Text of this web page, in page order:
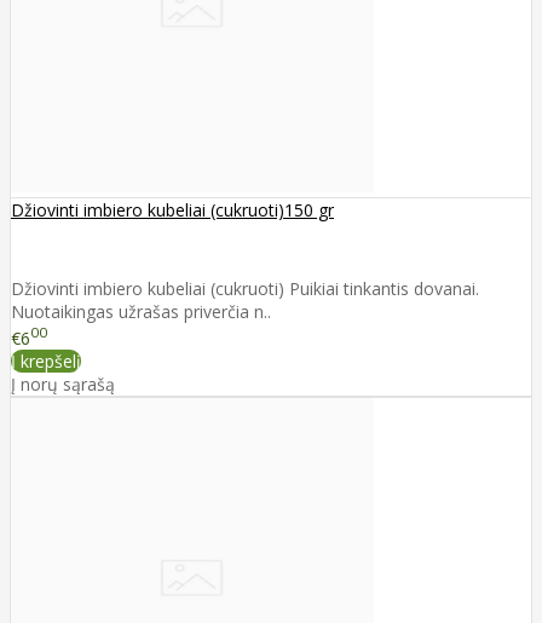
Džiovinti imbiero kubeliai (cukruoti)150 gr
Džiovinti imbiero kubeliai (cukruoti) Puikiai tinkantis dovanai.
Nuotaikingas užrašas priverčia n..
€600
Į krepšelį
Į norų sąrašą